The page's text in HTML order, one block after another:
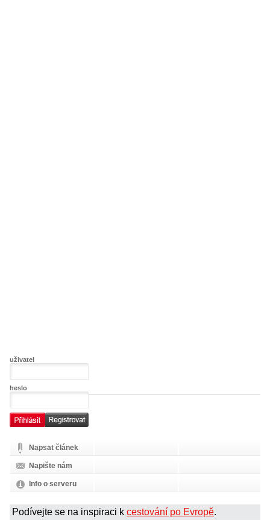
uživatel
heslo
Napsat článek
Napište nám
Info o serveru
Podívejte se na inspiraci k cestování po Evropě.